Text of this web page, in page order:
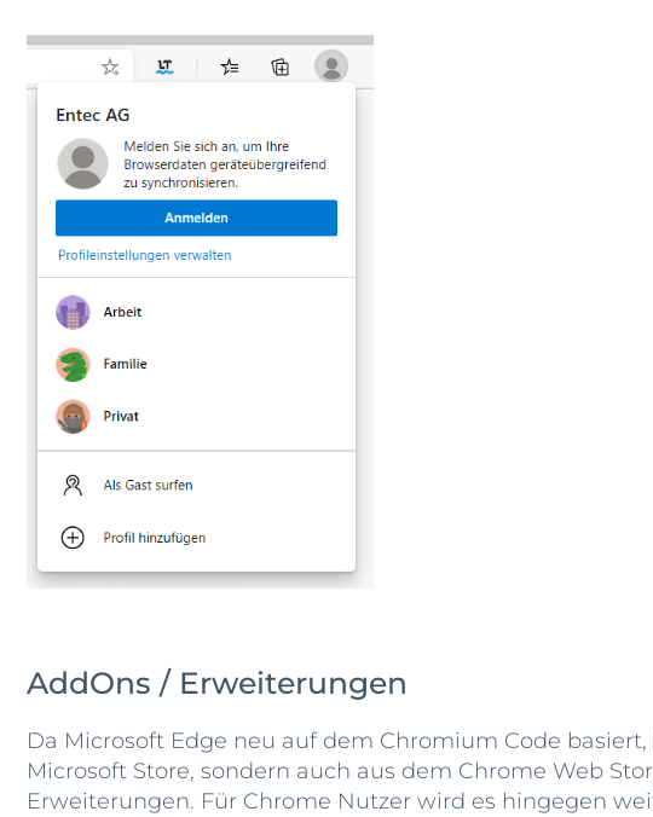
AddOns / Erweiterungen
Da Microsoft Edge neu auf dem Chromium Code
Microsoft Store, sondern auch aus dem Chrome Web
Erweiterungen. Für Chrome Nutzer wird es hingegen